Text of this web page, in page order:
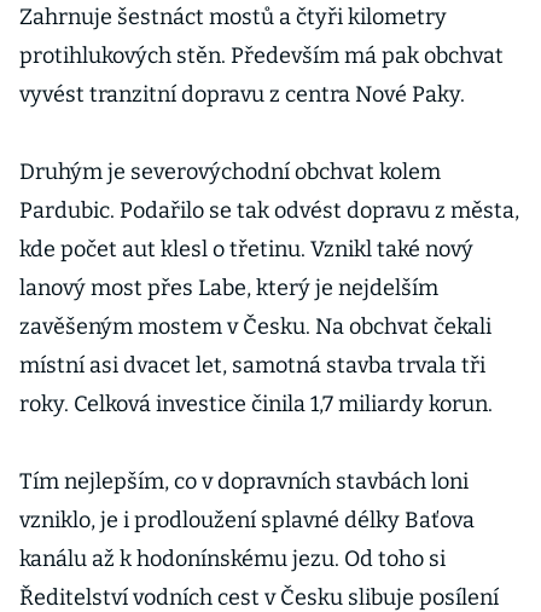
Zahrnuje šestnáct mostů a čtyři kilometry
protihlukových stěn. Především má pak obchvat
vyvést tranzitní dopravu z centra Nové Paky.
Druhým je severovýchodní obchvat kolem
Pardubic. Podařilo se tak odvést dopravu z města,
kde počet aut klesl o třetinu. Vznikl také nový
lanový most přes Labe, který je nejdelším
zavěšeným mostem v Česku. Na obchvat čekali
místní asi dvacet let, samotná stavba trvala tři
roky. Celková investice činila 1,7 miliardy korun.
Tím nejlepším, co v dopravních stavbách loni
vzniklo, je i prodloužení splavné délky Baťova
kanálu až k hodonínskému jezu. Od toho si
Ředitelství vodních cest v Česku slibuje posílení